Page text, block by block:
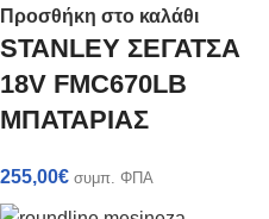
Προσθήκη στο καλάθι
STANLEY ΣΕΓΑΤΣΑ
18V FMC670LB
ΜΠΑΤΑΡΙΑΣ
255,00€ συμπ. ΦΠΑ